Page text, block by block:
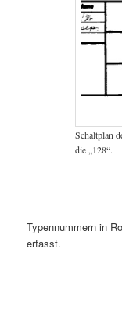
Schaltplan
die „128“.
Typennummern in
erfasst.